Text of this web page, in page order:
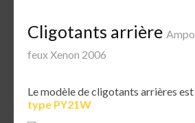
Cligotants arrière
feux Xenon 2006
Le modèle de cligotants arrières est
type PY21W